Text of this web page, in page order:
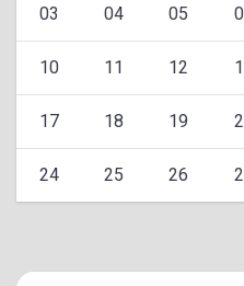
03 04 05
10 11 12
17 18 19
24 25 26